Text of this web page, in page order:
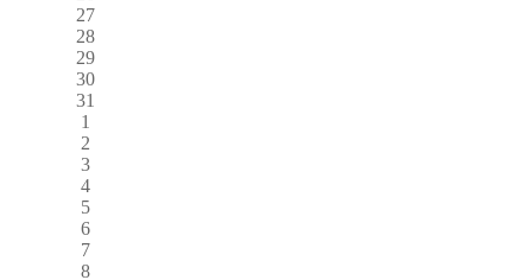
27
28
29
30
31
1
2
3
4
5
6
7
8